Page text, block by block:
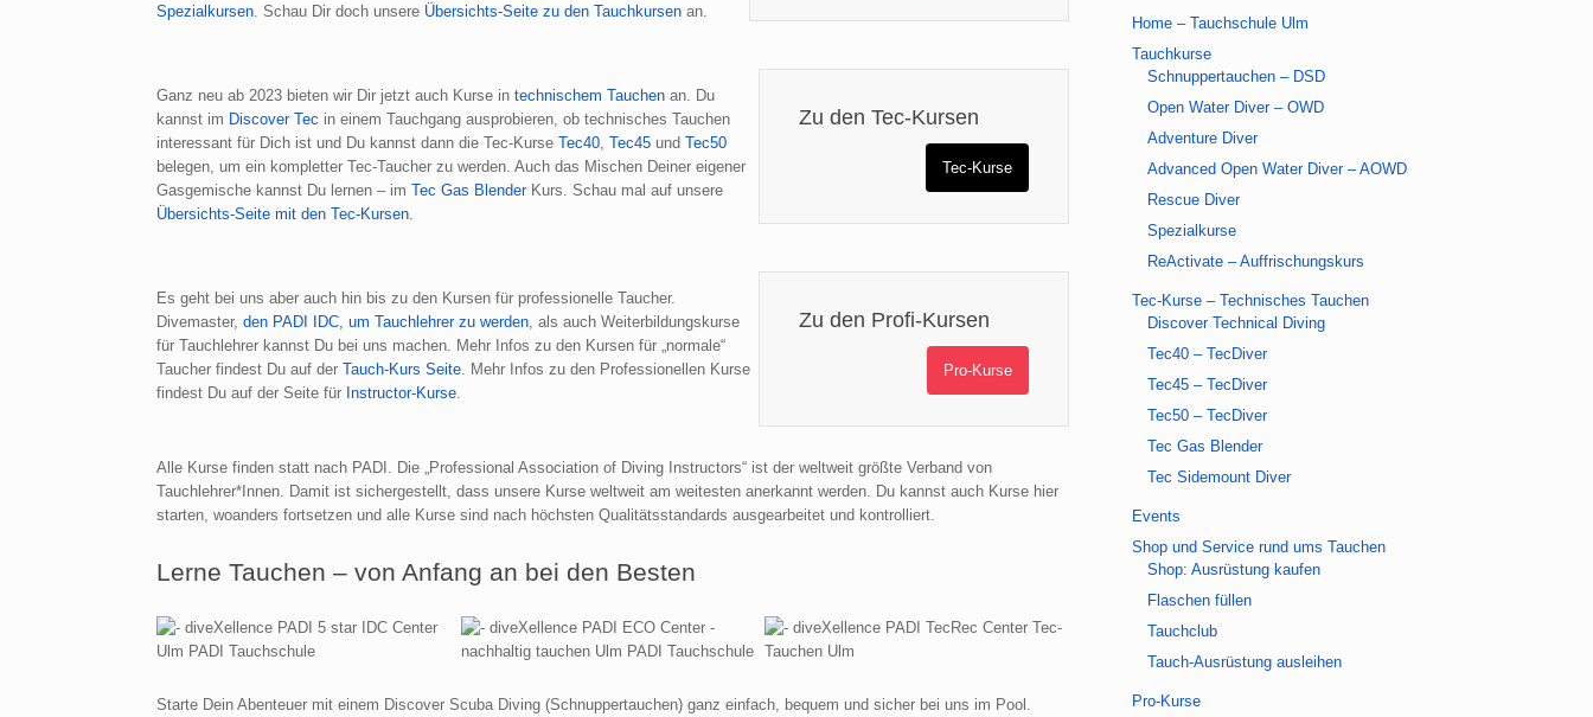
Spezialkursen . Schau Dir doch unsere Übersichts-Seite zu den Tauchkursen an.
Ganz neu ab 2023 bieten wir Dir jetzt auch Kurse in technischem Tauchen an. Du
kannst im Discover Tec in einem Tauchgang ausprobieren, ob technisches Tauchen
interessant für Dich ist und Du kannst dann die Tec-Kurse Tec40 Tec45 und Tec50
belegen, um ein kompletter Tec-Taucher zu werden. Auch das Mischen Deiner eigener
Gasgemische kannst Du lernen – im Tec Gas BlenderKurs. Schau mal auf unsere
Übersichts-Seite mit den Tec-Kursen
Zu den Tec-Kursen
Tec-Kurse
Es geht bei uns aber auch hin bis zu den Kursen für professionelle Taucher.
Divemaster, den PADI IDC, um Tauchlehrer zu werden , als auch Weiterbildungskurse
für Tauchlehrer kannst Du bei uns machen. Mehr Infos zu den Kursen für „normale“
Taucher findest Du auf der Tauch-Kurs Seite . Mehr Infos zu den Professionellen Kurse
findest Du auf der Seite für Instructor-Kurse
Zu den Profi-Kursen
Pro-Kurse
Alle Kurse finden statt nach PADI. Die „Professional Association of Diving Instructors“ ist der weltweit größte Verband von
Tauchlehrer*Innen. Damit ist sichergestellt, dass unsere Kurse weltweit am weitesten anerkannt werden. Du kannst auch Kurse hier
starten, woanders fortsetzen und alle Kurse sind nach höchsten Qualitätsstandards ausgearbeitet und kontrolliert.
Lerne Tauchen – von Anfang an bei den Besten
Starte Dein Abenteuer mit einem Discover Scuba Diving (Schnuppertauchen) ganz einfach, bequem und sicher bei uns im Pool.
Home – Tauchschule Ulm
Tauchkurse
Schnuppertauchen – DSD
Open Water Diver – OWD
Adventure Diver
Advanced Open Water Diver – AOWD
Rescue Diver
Spezialkurse
ReActivate – Auffrischungskurs
Tec-Kurse – Technisches Tauchen
Discover Technical Diving
Tec40 – TecDiver
Tec45 – TecDiver
Tec50 – TecDiver
Tec Gas Blender
Tec Sidemount Diver
Events
Shop und Service rund ums Tauchen
Shop: Ausrüstung kaufen
Flaschen füllen
Tauchclub
Tauch-Ausrüstung ausleihen
Pro-Kurse